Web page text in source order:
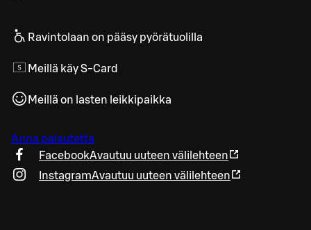
Ravintolaan on pääsy pyörätuolilla
Meillä käy S-Card
Meillä on lasten leikkipaikka
Anna palautetta
FacebookAvautuu uuteen välilehteen
InstagramAvautuu uuteen välilehteen